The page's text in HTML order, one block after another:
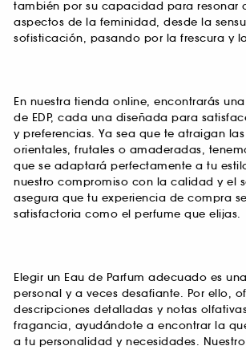
también por su capacidad para resonar
aspectos de la feminidad, desde la
sofisticación, pasando por la frescura y
En nuestra tienda online, encontrarás
de EDP, cada una diseñada para
y preferencias. Ya sea que te atraigan
orientales, frutales o amaderadas,
que se adaptará perfectamente a tu
nuestro compromiso con la calidad y el
asegura que tu experiencia de compra
satisfactoria como el perfume que elijas.
Elegir un Eau de Parfum adecuado es
personal y a veces desafiante. Por ello,
descripciones detalladas y notas
fragancia, ayudándote a encontrar la
a tu personalidad y necesidades.